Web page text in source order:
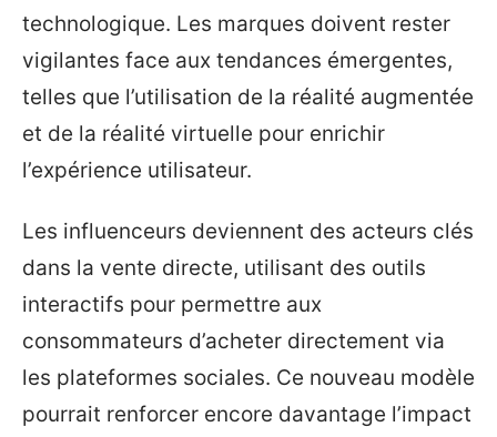
technologique. Les marques doivent rester
vigilantes face aux tendances émergentes,
telles que l’utilisation de la réalité augmentée
et de la réalité virtuelle pour enrichir
l’expérience utilisateur.
Les influenceurs deviennent des acteurs clés
dans la vente directe, utilisant des outils
interactifs pour permettre aux
consommateurs d’acheter directement via
les plateformes sociales. Ce nouveau modèle
pourrait renforcer encore davantage l’impact